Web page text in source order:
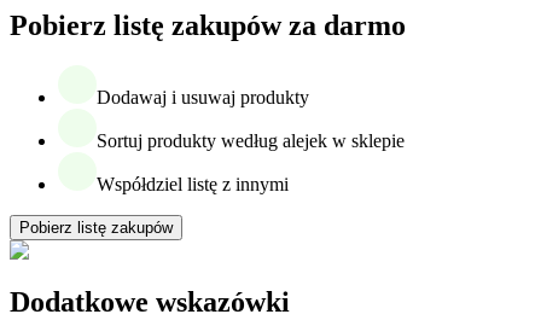
Pobierz listę zakupów za darmo
Dodawaj i usuwaj produkty
Sortuj produkty według alejek w sklepie
Współdziel listę z innymi
Pobierz listę zakupów
Dodatkowe wskazówki